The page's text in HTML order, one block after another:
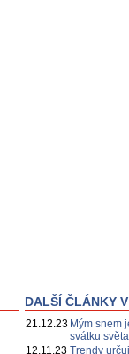
DALŠÍ ČLÁNKY
21.12.23 Mým snem
svátku
12.11.23 Trendy